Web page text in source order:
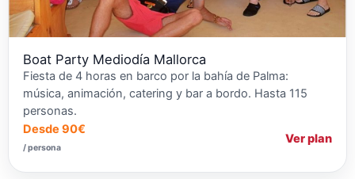
Boat Party Mediodía Mallorca
Fiesta de 4 horas en barco por la bahía de Palma:
música, animación, catering y bar a bordo. Hasta 115
personas.
Desde 90€
/ persona
Ver plan